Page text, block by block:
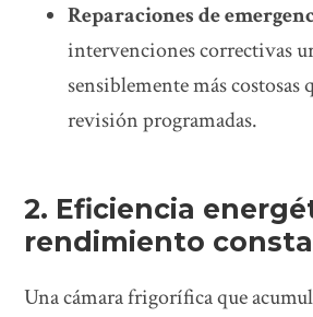
Reparaciones de
intervenciones correctivas
sensiblemente más costosas
revisión programadas.
2. Eficiencia
rendimiento
Una cámara frigorífica que